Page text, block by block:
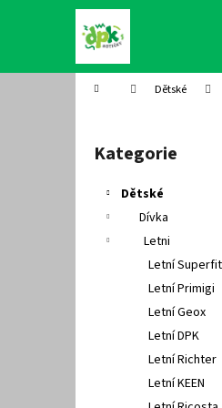
Domů Dětské
Přeskočit
kategorie
Kategorie
Dětské
Dívka
Letni
Letní Superfit
Letní Primigi
Letní Geox
Letní DPK
Letní Richter
Letní KEEN
í
Zpět
do
Zpět
do